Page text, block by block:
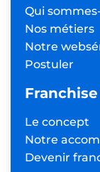
Qui
Nos métiers
Notre
Postuler
Franchise
Le concept
Notre
Devenir